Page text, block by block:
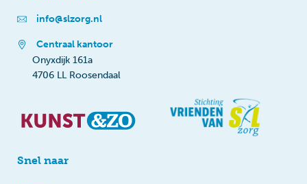
info@slzorg.nl
Centraal kantoor
Onyxdijk 161a
4706 LL Roosendaal
Snel naar